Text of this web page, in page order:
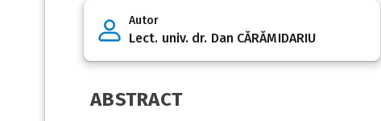
Autor
Lect. univ. dr. Dan CĂRĂMIDARIU
ABSTRACT